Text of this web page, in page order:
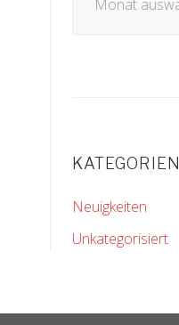
KATEGORIEN
Neuigkeiten
Unkategorisiert